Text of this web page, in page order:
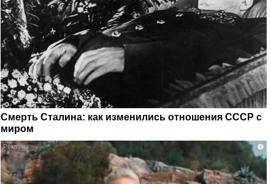
Смерть Сталина: как изменились отношения СССР с
миром
i